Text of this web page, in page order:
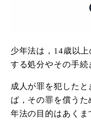
少年法は，14歳以
する処分やその手続
成人が罪を犯した
ば，その罪を償う
年法の目的はあくま